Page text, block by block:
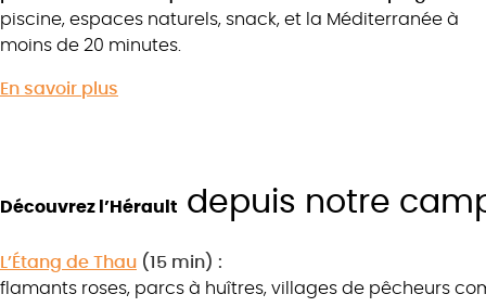
piscine, espaces naturels, snack, et la Méditerranée à
moins de 20 minutes.
En savoir plus
Découvrez l’Hérault depuis notre
L’Étang de Thau (15 min) :
flamants roses, parcs à huîtres, villages de pêcheurs